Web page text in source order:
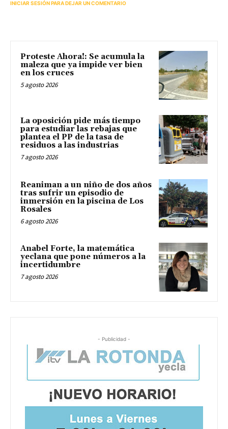
INICIAR SESIÓN PARA DEJAR UN COMENTARIO
Proteste Ahora!: Se acumula la
maleza que ya impide ver bien
en los cruces
5 agosto 2026
La oposición pide más tiempo
para estudiar las rebajas que
plantea el PP de la tasa de
residuos a las industrias
7 agosto 2026
Reaniman a un niño de dos años
tras sufrir un episodio de
inmersión en la piscina de Los
Rosales
6 agosto 2026
Anabel Forte, la matemática
yeclana que pone números a la
incertidumbre
7 agosto 2026
- Publicidad -